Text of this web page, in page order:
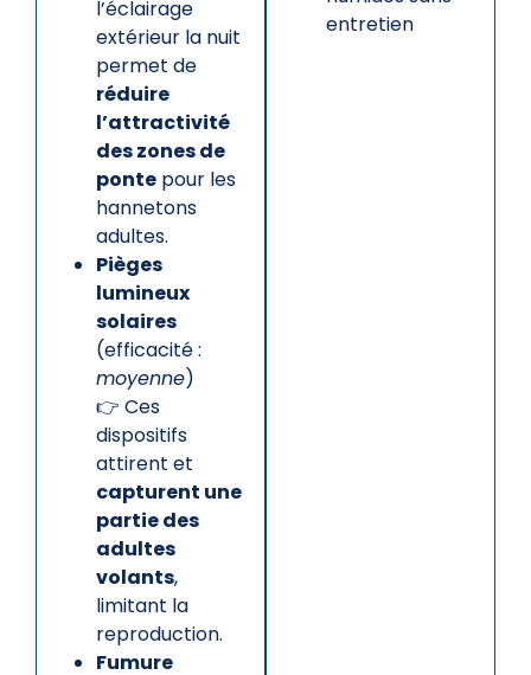
l’éclairage
extérieur la nuit
permet de
réduire
l’attractivité
des zones de
ponte pour les
hannetons
adultes.
Pièges
lumineux
solaires
(efficacité :
moyenne)
👉 Ces
dispositifs
attirent et
capturent une
partie des
adultes
volants,
limitant la
reproduction.
Fumure
entretien